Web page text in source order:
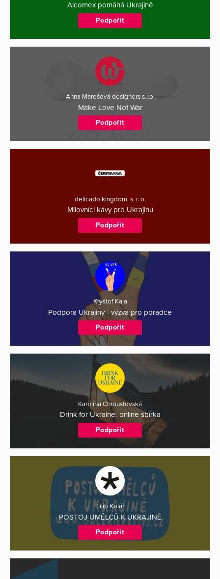
Alcomex pomáhá Ukrajině
Podpořit
Anna Marešová designers s.r.o.
Make Love Not War
Podpořit
delicado kingdom, s. r. o.
Milovníci kávy pro Ukrajinu
Podpořit
Kryštof Kala
Podpora Ukrajiny - výzva pro poradce
Podpořit
Karolína Chroustovská
Drink for Ukraine: online sbírka
Podpořit
Filip Kolář
POSTOJ UMĚLCŮ K UKRAJINĚ
Podpořit